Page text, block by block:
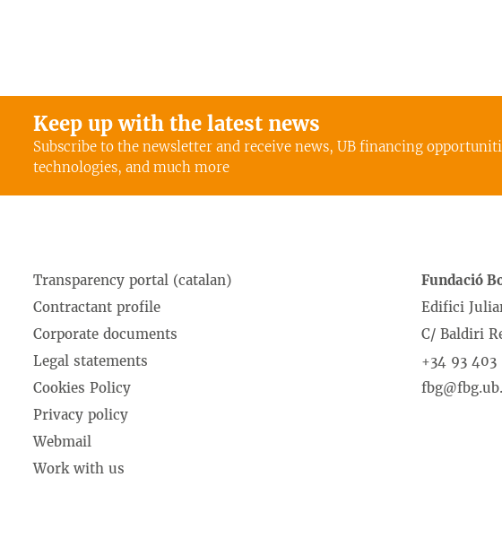
Keep up with the latest news
Subscribe to the newsletter and receive news, UB financing
technologies, and much more
Transparency portal (catalan)
Contractant profile
Corporate documents
Legal statements
Cookies Policy
Privacy policy
Webmail
Work with us
Fundació
Edifici
C/ Baldiri
+34 93